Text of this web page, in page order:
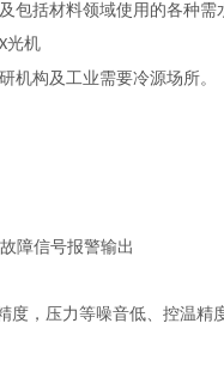
包括材料领域使用的各种需
X光机
机构及工业需要冷源场所。
障信号报警输出
度，压力等噪音低、控温精